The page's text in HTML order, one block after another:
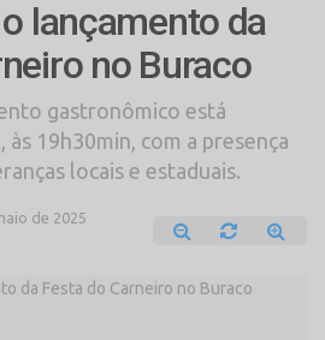
lançamento da
no Buraco
gastronômico está
às 19h30min, com a presença
locais e estaduais.
de 2025